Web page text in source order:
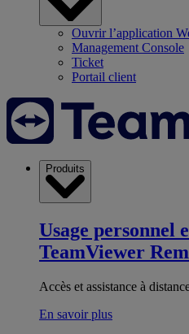
Ouvrir l’application
Management Console
Ticket
Portail client
Produits
Usage personnel
TeamViewer
Accès et assistance à
En savoir plus